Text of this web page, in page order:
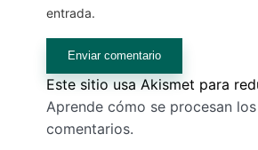
entrada.
Este sitio usa Akismet para
Aprende cómo se procesan
comentarios.